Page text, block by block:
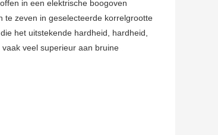
in een elektrische boogoven
te zeven in geselecteerde korrelgrootte
het uitstekende hardheid, hardheid,
veel superieur aan bruine